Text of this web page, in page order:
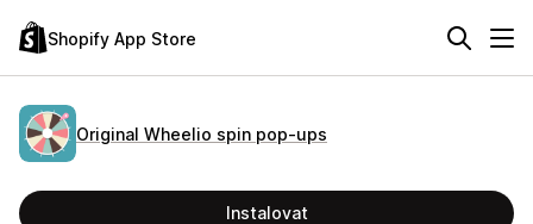
Shopify App Store
Original Wheelio spin pop‑ups
Instalovat